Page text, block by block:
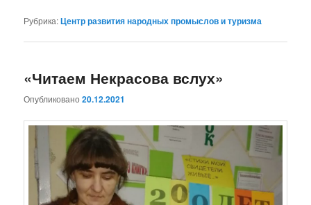
Рубрика:Центр развития народных промыслов и туризма
«Читаем Некрасова вслух»
Опубликовано20.12.2021